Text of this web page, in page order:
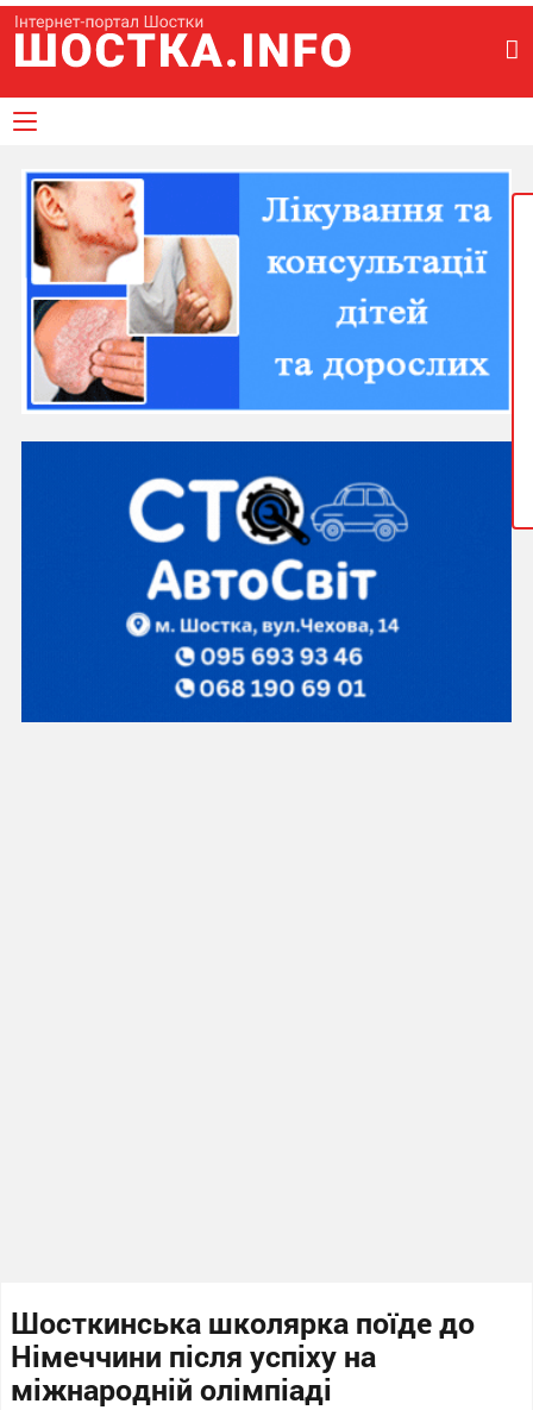
Шосткинська школярка поїде до
Німеччини після успіху на
міжнародній олімпіаді